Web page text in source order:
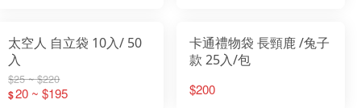
太空人 自立袋 10入/ 50
入
$25 ~ $220
$20 ~ $195
卡通禮物袋 長頸鹿 /兔子
款 25入/包
$200